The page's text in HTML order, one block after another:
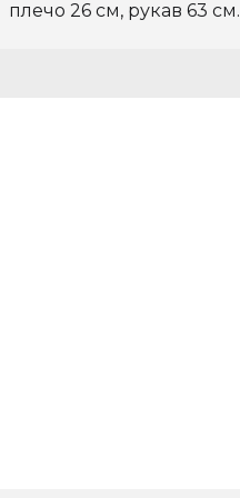
плечо 26 см, рукав 63 см.